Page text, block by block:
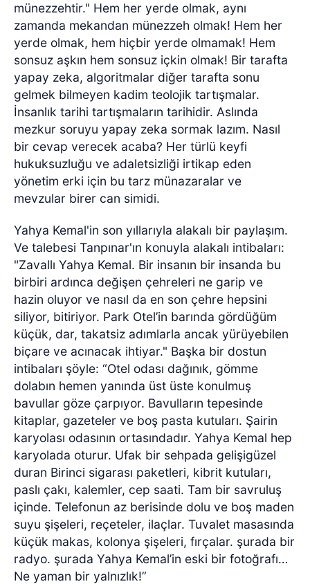
münezzehtir." Hem her yerde olmak, aynı
zamanda mekandan münezzeh olmak! Hem her
yerde olmak, hem hiçbir yerde olmamak! Hem
sonsuz aşkın hem sonsuz içkin olmak! Bir tarafta
yapay zeka, algoritmalar diğer tarafta sonu
gelmek bilmeyen kadim teolojik tartışmalar.
İnsanlık tarihi tartışmaların tarihidir. Aslında
mezkur soruyu yapay zeka sormak lazım. Nasıl
bir cevap verecek acaba? Her türlü keyfi
hukuksuzluğu ve adaletsizliği irtikap eden
yönetim erki için bu tarz münazaralar ve
mevzular birer can simidi.
Yahya Kemal'in son yıllarıyla alakalı bir paylaşım.
Ve talebesi Tanpınar'ın konuyla alakalı intibaları:
"Zavallı Yahya Kemal. Bir insanın bir insanda bu
birbiri ardınca değişen çehreleri ne garip ve
hazin oluyor ve nasıl da en son çehre hepsini
siliyor, bitiriyor. Park Otel’in barında gördüğüm
küçük, dar, takatsiz adımlarla ancak yürüyebilen
biçare ve acınacak ihtiyar." Başka bir dostun
intibaları şöyle: “Otel odası dağınık, gömme
dolabın hemen yanında üst üste konulmuş
bavullar göze çarpıyor. Bavulların tepesinde
kitaplar, gazeteler ve boş pasta kutuları. Şairin
karyolası odasının ortasındadır. Yahya Kemal hep
karyolada oturur. Ufak bir sehpada gelişigüzel
duran Birinci sigarası paketleri, kibrit kutuları,
paslı çakı, kalemler, cep saati. Tam bir savruluş
içinde. Telefonun az berisinde dolu ve boş maden
suyu şişeleri, reçeteler, ilaçlar. Tuvalet masasında
küçük makas, kolonya şişeleri, fırçalar. şurada bir
radyo. şurada Yahya Kemal’in eski bir fotoğrafı…
Ne yaman bir yalnızlık!”